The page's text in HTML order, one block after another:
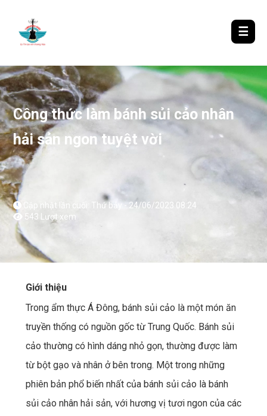
☰
Công thức làm bánh sủi cảo nhân
hải sản ngon tuyệt vời
Cập nhật lần cuối: Thứ bảy - 24/06/2023 08:24
543 Lượt xem
Giới thiệu
Trong ẩm thực Á Đông, bánh sủi cảo là một món ăn
truyền thống có nguồn gốc từ Trung Quốc. Bánh sủi
cảo thường có hình dáng nhỏ gọn, thường được làm
từ bột gạo và nhân ở bên trong. Một trong những
phiên bản phổ biến nhất của bánh sủi cảo là bánh
sủi cảo nhân hải sản, với hương vị tươi ngon của các